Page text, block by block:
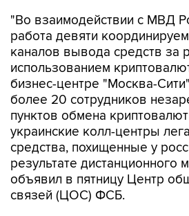
"Во взаимодействии с МВД
работа девяти
каналов вывода средств за
использованием
бизнес-центре "Москва-
более 20 сотрудников
пунктов обмена
украинские колл-центры
средства, похищенные у
результате дистанционного
объявил в пятницу Центр
связей (ЦОС) ФСБ.